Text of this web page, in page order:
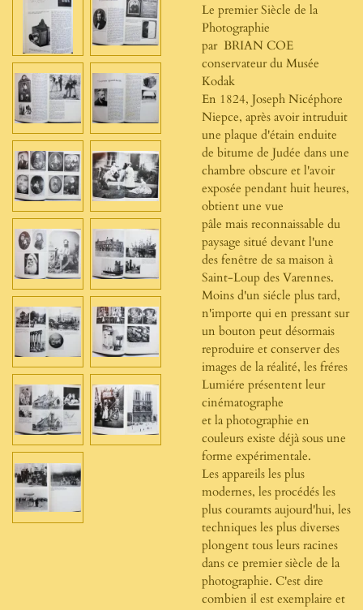
Le premier Siècle de la
Photographie
par BRIAN COE
conservateur du Musée
Kodak
En 1824, Joseph Nicéphore
Niepce, après avoir intruduit
une plaque d'étain enduite
de bitume de Judée dans une
chambre obscure et l'avoir
exposée pendant huit heures,
obtient une vue
pâle mais reconnaissable du
paysage situé devant l'une
des fenêtre de sa maison à
Saint-Loup des Varennes.
Moins d'un siécle plus tard,
n'importe qui en pressant sur
un bouton peut désormais
reproduire et conserver des
images de la réalité, les fréres
Lumiére présentent leur
cinématographe
et la photographie en
couleurs existe déjà sous une
forme expérimentale.
Les appareils les plus
modernes, les procédés les
plus couramts aujourd'hui, les
techniques les plus diverses
plongent tous leurs racines
dans ce premier siècle de la
photographie. C'est dire
combien il est exemplaire et